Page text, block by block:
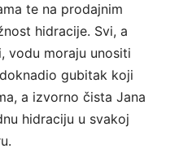
te na prodajnim
hidracije. Svi, a
vodu moraju unositi
gubitak koji
a izvorno čista Jana
hidraciju u svakoj